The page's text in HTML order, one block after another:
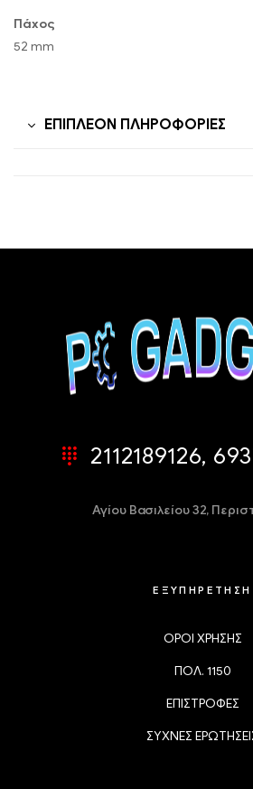
Πάχος
52 mm
ΕΠΙΠΛΈΟΝ ΠΛΗΡΟΦΟΡΊΕΣ
2112189126,
Αγίου Βασιλείου 32,
ΕΞΥΠΗΡΕΤΗΣΗ
ΟΡΟΙ ΧΡΗΣΗΣ
ΠΟΛ. 1150
ΕΠΙΣΤΡΟΦΕΣ
ΣΥΧΝΕΣ